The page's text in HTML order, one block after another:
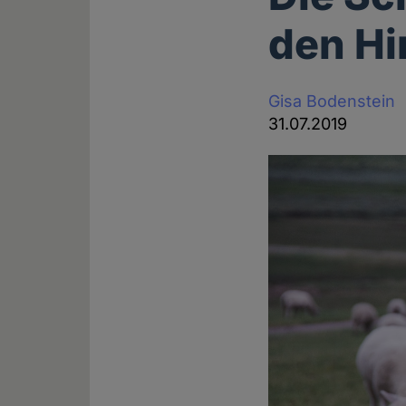
den
Gisa Bodenstein
31.07.2019